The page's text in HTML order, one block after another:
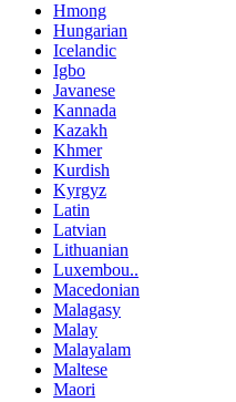
Hmong
Hungarian
Icelandic
Igbo
Javanese
Kannada
Kazakh
Khmer
Kurdish
Kyrgyz
Latin
Latvian
Lithuanian
Luxembou..
Macedonian
Malagasy
Malay
Malayalam
Maltese
Maori